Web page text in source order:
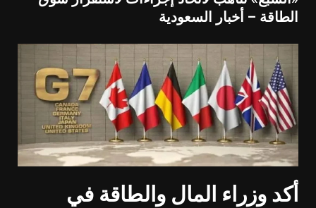
الطاقة – أخبار السعودية
أكد وزراء المال والطاقة في